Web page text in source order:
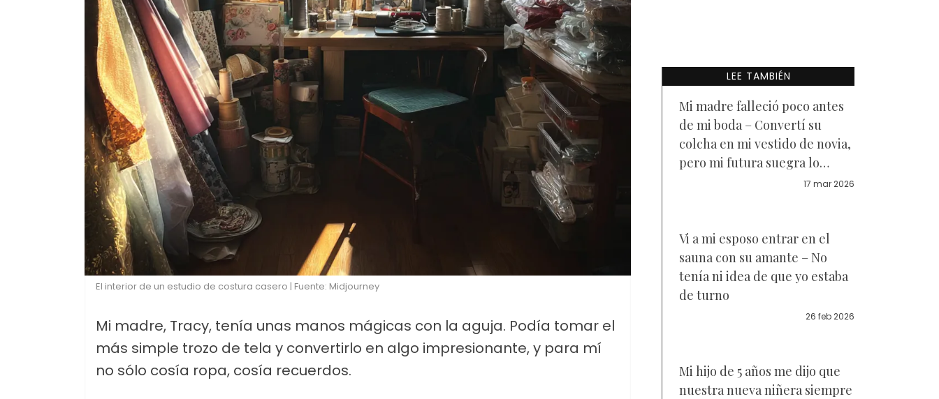
El interior de un estudio de costura casero | Fuente: Midjourney
Mi madre, Tracy, tenía unas manos mágicas con la aguja. Podía tomar el
más simple trozo de tela y convertirlo en algo impresionante, y para mí
no sólo cosía ropa, cosía recuerdos.
LEE TAMBIÉN
Mi madre falleció poco antes
de mi boda – Convertí su
colcha en mi vestido de novia,
pero mi futura suegra lo
estropeó, así que le di una17 mar 2026
Vi a mi esposo entrar en el
sauna con su amante – No
tenía ni idea de que yo estaba
de turno
26 feb 2026
Mi hijo de 5 años me dijo que
nuestra nueva niñera siempre